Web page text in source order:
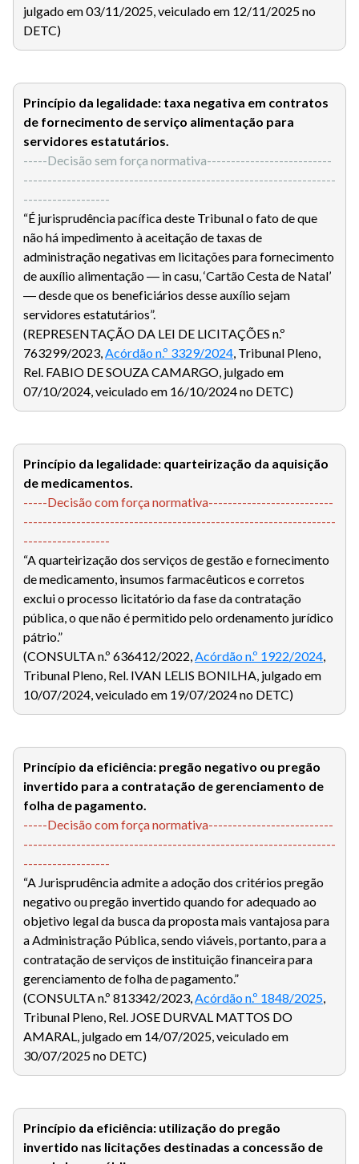
julgado em 03/11/2025, veiculado em 12/11/2025 no
DETC)
Princípio da legalidade: taxa negativa em contratos
de fornecimento de serviço alimentação para
servidores estatutários.
-----Decisão sem força normativa--------------------------
-----------------------------------------------------------------
------------------
“É jurisprudência pacífica deste Tribunal o fato de que
não há impedimento à aceitação de taxas de
administração negativas em licitações para fornecimento
de auxílio alimentação ― in casu, ‘Cartão Cesta de Natal’
― desde que os beneficiários desse auxílio sejam
servidores estatutários”.
(REPRESENTAÇÃO DA LEI DE LICITAÇÕES n.º
763299/2023,Acórdão n.º 3329/2024, Tribunal Pleno,
Rel. FABIO DE SOUZA CAMARGO, julgado em
07/10/2024, veiculado em 16/10/2024 no DETC)
Princípio da legalidade: quarteirização da aquisição
de medicamentos.
-----Decisão com força normativa--------------------------
-----------------------------------------------------------------
------------------
“A quarteirização dos serviços de gestão e fornecimento
de medicamento, insumos farmacêuticos e corretos
exclui o processo licitatório da fase da contratação
pública, o que não é permitido pelo ordenamento jurídico
pátrio.”
(CONSULTA n.º 636412/2022,Acórdão n.º 1922/2024,
Tribunal Pleno, Rel. IVAN LELIS BONILHA, julgado em
10/07/2024, veiculado em 19/07/2024 no DETC)
Princípio da eficiência: pregão negativo ou pregão
invertido para a contratação de gerenciamento de
folha de pagamento.
-----Decisão com força normativa--------------------------
-----------------------------------------------------------------
------------------
“A Jurisprudência admite a adoção dos critérios pregão
negativo ou pregão invertido quando for adequado ao
objetivo legal da busca da proposta mais vantajosa para
a Administração Pública, sendo viáveis, portanto, para a
contratação de serviços de instituição financeira para
gerenciamento de folha de pagamento.”
(CONSULTA n.º 813342/2023,Acórdão n.º 1848/2025,
Tribunal Pleno, Rel. JOSE DURVAL MATTOS DO
AMARAL, julgado em 14/07/2025, veiculado em
30/07/2025 no DETC)
Princípio da eficiência: utilização do pregão
invertido nas licitações destinadas a concessão de